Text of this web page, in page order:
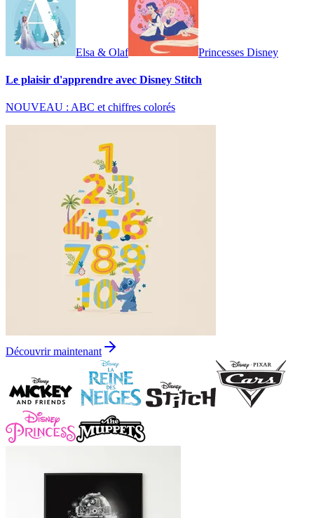
Elsa & Olaf Princesses Disney
Le plaisir d'apprendre avec Disney Stitch
NOUVEAU : ABC et chiffres colorés
Découvrir maintenant